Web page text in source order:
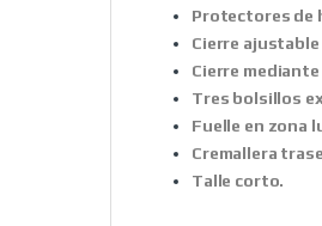
Protectores de
Cierre
Cierre
Tres bolsillos
Fuelle en zona
Cremallera
Talle corto.